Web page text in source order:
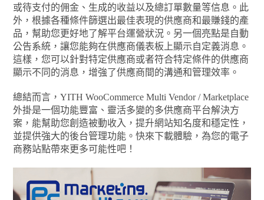
或待支付的佣金、生成的收益以及總訂單數量等信息。此
外，根據各種條件篩選出最佳表現的供應商和最賺錢的產
品，幫助您更好地了解平台運營狀況。另一個亮點是自動
公告系統，讓您能夠在供應商儀表板上顯示自定義消息。
這樣，您可以針對特定供應商或者符合特定條件的供應商
顯示不同的消息，增強了供應商間的溝通和管理效率。
總結而言，YITH WooCommerce Multi Vendor / Marketplace
外掛是一個功能豐富、靈活多變的多供應商平台解決方
案，能幫助您創造被動收入，提升網站知名度和穩定性，
並提供強大的後台管理功能。快來下載體驗，為您的電子
商務站點帶來更多可能性吧！